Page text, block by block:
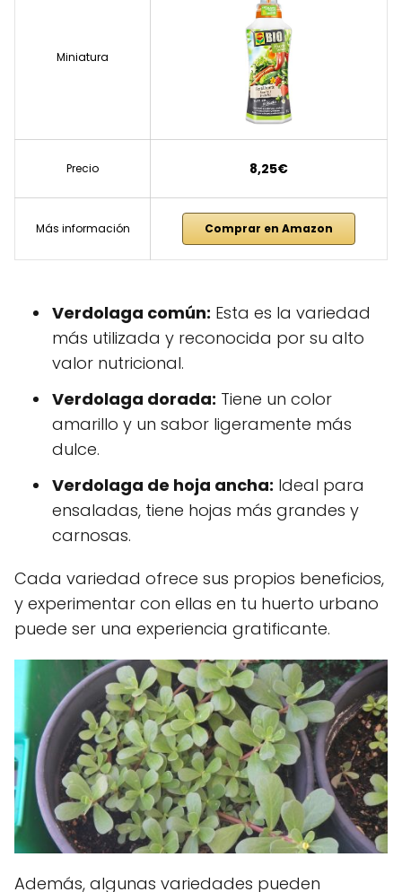
Miniatura
Precio 8,25€
Más información Comprar en Amazon
Verdolaga común: Esta es la variedad
más utilizada y reconocida por su alto
valor nutricional.
Verdolaga dorada: Tiene un color
amarillo y un sabor ligeramente más
dulce.
Verdolaga de hoja ancha: Ideal para
ensaladas, tiene hojas más grandes y
carnosas.
Cada variedad ofrece sus propios beneficios,
y experimentar con ellas en tu huerto urbano
puede ser una experiencia gratificante.
Además, algunas variedades pueden